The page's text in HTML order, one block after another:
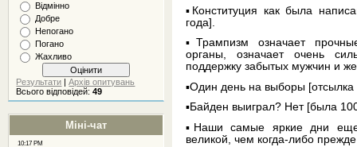
Відмінно
Добре
Непогано
Погано
Жахливо
Результати |Архів опитувань
Всього відповідей:49
Міні-чат
▪️Конституция как была
года].
▪️Трампизм означает
органы, означает очень
поддержку забытых мужчин и
▪️Один день на выборы [отсылка
▪️Байден выиграл? Нет [была
▪️Наши самые яркие дни
великой, чем когда-либо